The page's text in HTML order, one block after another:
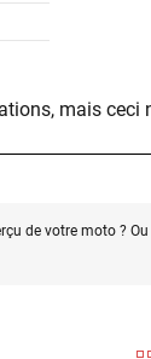
mais ceci
de votre moto ?